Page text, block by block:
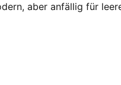
aber anfällig für